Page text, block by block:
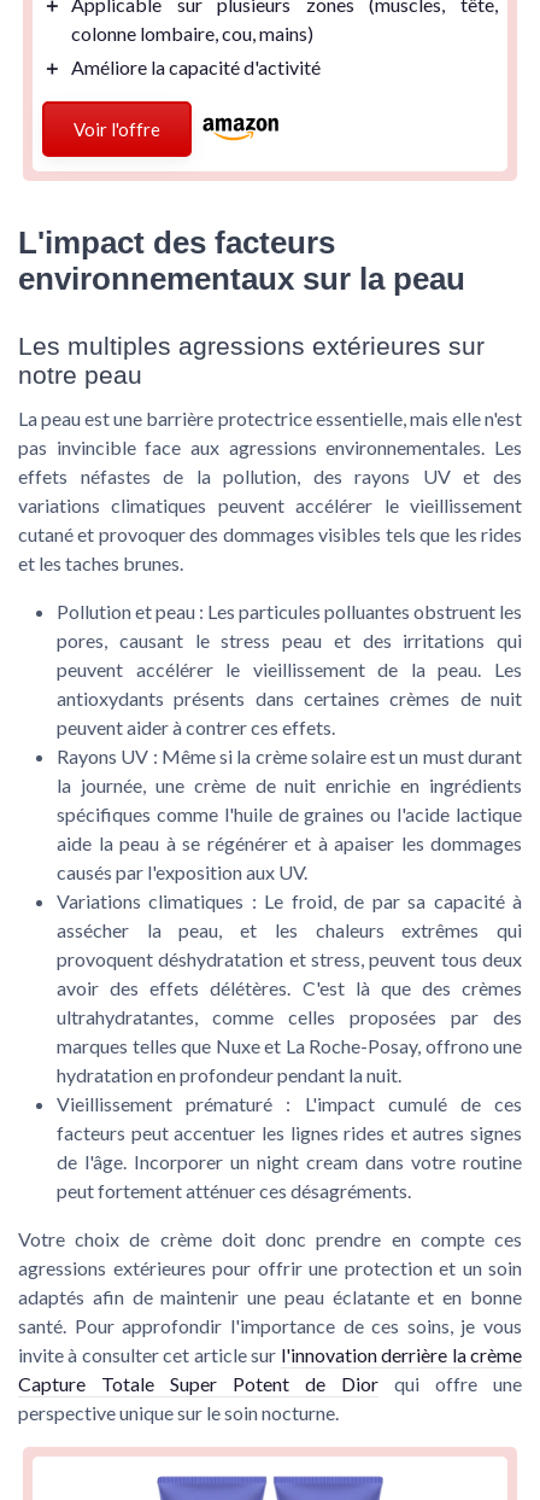
colonne lombaire, cou, mains)
＋
Améliore lacapacité d'activité
Voir l'offre
L'impact des facteurs
environnementaux sur la peau
Les multiples agressions extérieures sur
notre peau
La peau est une barrière protectrice essentielle, mais elle n'est
pas invincible face aux agressions environnementales. Les
effets néfastes de la pollution, des rayons UV et des
variations climatiques peuvent accélérer le vieillissement
cutané et provoquer des dommages visibles tels que les rides
et les taches brunes.
Pollution et peau : Les particules polluantes obstruent les
pores, causant le stress peau et des irritations qui
peuvent accélérer le vieillissement de la peau. Les
antioxydants présents dans certaines crèmes de nuit
peuvent aider à contrer ces effets.
Rayons UV : Même si la crème solaire est un must durant
la journée, une crème de nuit enrichie en ingrédients
spécifiques comme l'huile de graines ou l'acide lactique
aide la peau à se régénérer et à apaiser les dommages
causés par l'exposition aux UV.
Variations climatiques : Le froid, de par sa capacité à
assécher la peau, et les chaleurs extrêmes qui
provoquent déshydratation et stress, peuvent tous deux
avoir des effets délétères. C'est là que des crèmes
ultrahydratantes, comme celles proposées par des
marques telles que Nuxe et La Roche-Posay, offrono une
hydratation en profondeur pendant la nuit.
Vieillissement prématuré : L'impact cumulé de ces
facteurs peut accentuer les lignes rides et autres signes
de l'âge. Incorporer un night cream dans votre routine
peut fortement atténuer ces désagréments.
Votre choix de crème doit donc prendre en compte ces
agressions extérieures pour offrir une protection et un soin
adaptés afin de maintenir une peau éclatante et en bonne
santé. Pour approfondir l'importance de ces soins, je vous
invite à consulter cet article sur l'innovation derrière la crème
Capture Totale Super Potent de Dior qui offre une
perspective unique sur le soin nocturne.